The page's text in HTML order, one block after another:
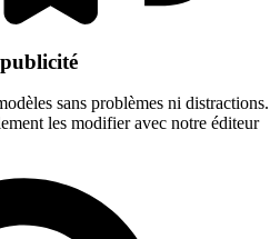
sans problèmes ni distractions.
les modifier avec notre éditeur